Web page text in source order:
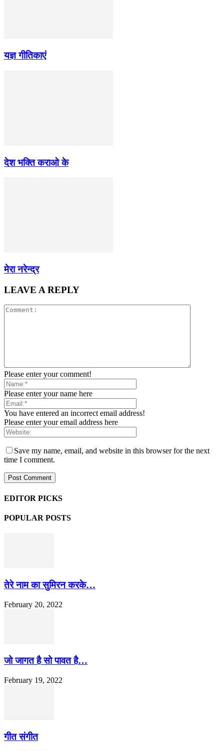
यज्ञ गीतिकाएं
देश भक्ति कराओ के
मेरा नरेन्द्र
LEAVE A REPLY
Please enter your comment!
Please enter your name here
You have entered an incorrect email address!
Please enter your email address here
Save my name, email, and website in this browser for the next
time I comment.
EDITOR PICKS
POPULAR POSTS
तेरे नाम का सुमिरन करके…
February 20, 2022
जो जागत है सो पावत है…
February 19, 2022
गीत संगीत